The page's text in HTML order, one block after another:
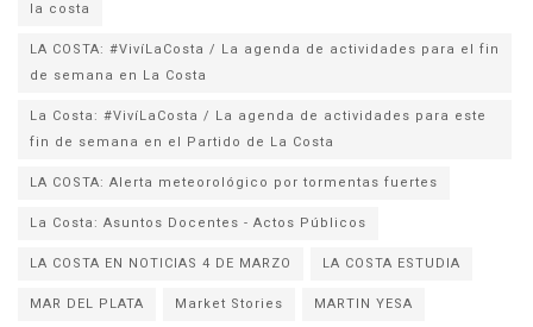
la costa
LA COSTA: #VivíLaCosta / La agenda de actividades para el fin
de semana en La Costa
La Costa: #VivíLaCosta / La agenda de actividades para este
fin de semana en el Partido de La Costa
LA COSTA: Alerta meteorológico por tormentas fuertes
La Costa: Asuntos Docentes - Actos Públicos
LA COSTA EN NOTICIAS 4 DE MARZO
LA COSTA ESTUDIA
MAR DEL PLATA
Market Stories
MARTIN YESA